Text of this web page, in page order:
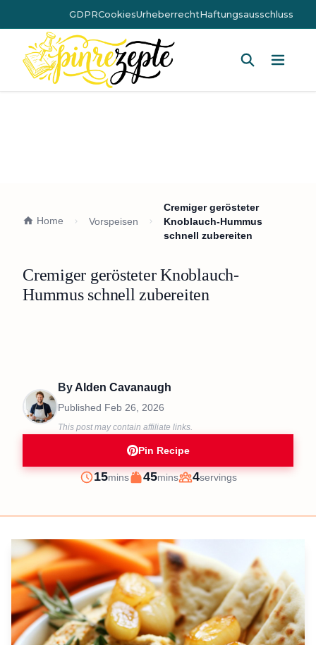
GDPRCookiesUrheberrechtHaftungsausschluss
Home Vorspeisen
Cremiger gerösteter
Knoblauch-Hummus
schnell zubereiten
Cremiger gerösteter Knoblauch-
Hummus schnell zubereiten
ByAlden Cavanaugh
Published Feb 26, 2026
This post may contain affiliate links.
Pin Recipe
Prep
15minutes
mins
Cook
45minutes
mins
Servings
4servings